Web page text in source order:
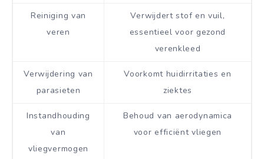
Reiniging van
veren
Verwijdert stof en vuil,
essentieel voor gezond
verenkleed
Verwijdering van
parasieten
Voorkomt huidirritaties en
ziektes
Instandhouding
van
vliegvermogen
Behoud van aerodynamica
voor efficiënt vliegen